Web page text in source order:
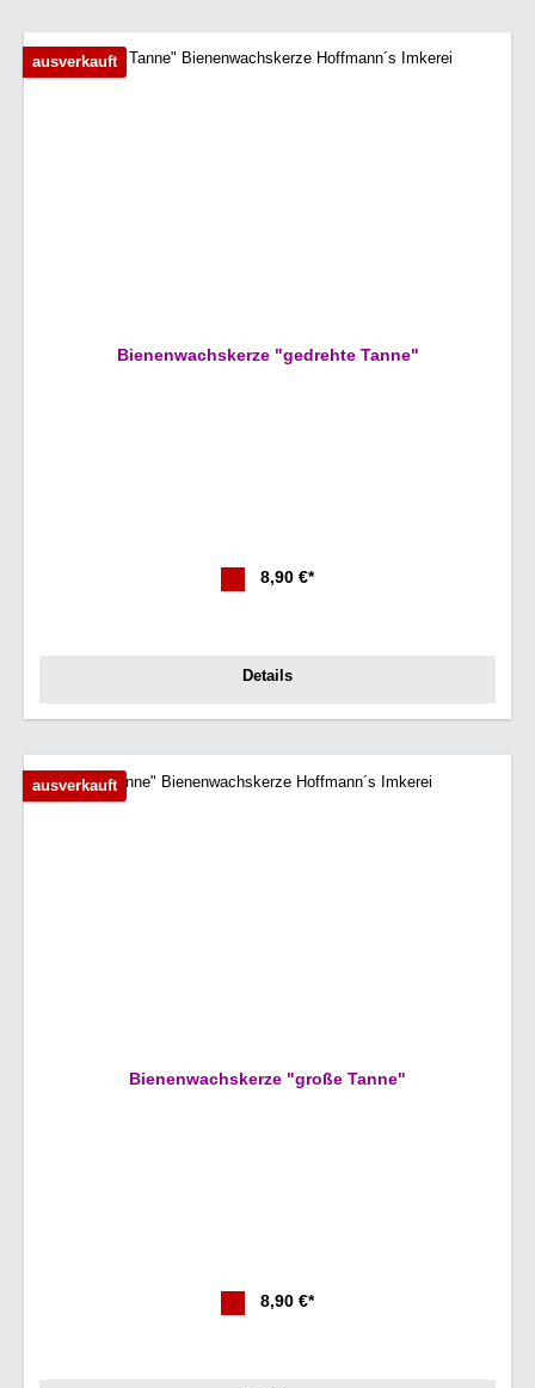
ausverkauft
Bienenwachskerze "gedrehte Tanne"
8,90 €*
Details
ausverkauft
Bienenwachskerze "große Tanne"
8,90 €*